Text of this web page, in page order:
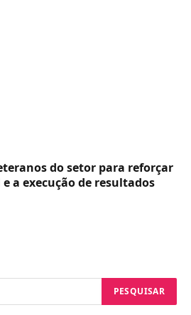
do setor para reforçar
a execução de resultados